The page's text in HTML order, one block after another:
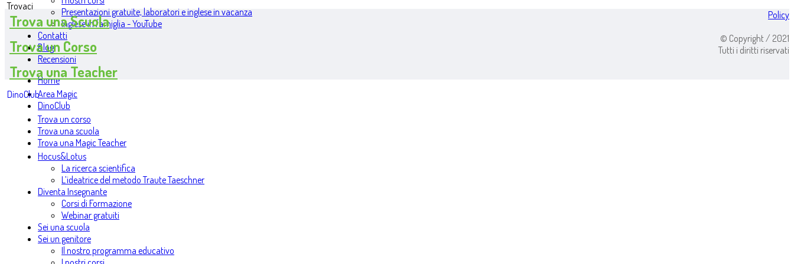
Presentazioni gratuite, laboratori e inglese in vacanza
Inglese in famiglia - YouTube
Contatti
Blog
Recensioni
Home
Area Magic
DinoClub
Trova un corso
Trova una scuola
Trova una Magic Teacher
Hocus&Lotus
La ricerca scientifica
L’ideatrice del metodo Traute Taeschner
Diventa Insegnante
Corsi di Formazione
Webinar gratuiti
Sei una scuola
Sei un genitore
Il nostro programma educativo
Trovaci
Trova una Scuola
Trova un Corso
Trova una Teacher
DinoClub
Policy
© Copyright / 2021
Tutti i diritti riservati